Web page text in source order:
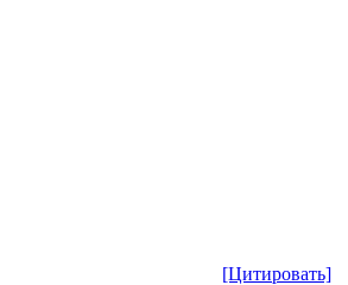
[Цитировать]